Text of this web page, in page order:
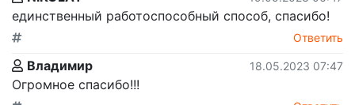
единственный работоспособный способ, спасибо!
Ответить
Владимир 18.05.2023 07:47
Огромное спасибо!!!